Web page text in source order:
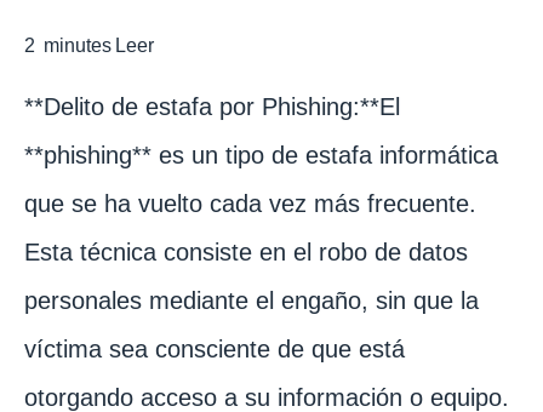
2 minutes Leer
**Delito de estafa por Phishing:**El
**phishing** es un tipo de estafa informática
que se ha vuelto cada vez más frecuente.
Esta técnica consiste en el robo de datos
personales mediante el engaño, sin que la
víctima sea consciente de que está
otorgando acceso a su información o equipo.